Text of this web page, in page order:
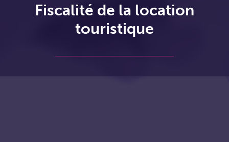
Fiscalité de la location
touristique